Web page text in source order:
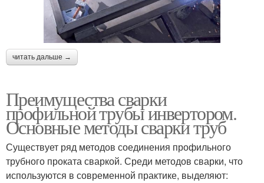
читать дальше →
Преимущества сварки
профильной трубы инвертором.
Основные методы сварки труб
Существует ряд методов соединения профильного
трубного проката сваркой. Среди методов сварки, что
используются в современной практике, выделяют: